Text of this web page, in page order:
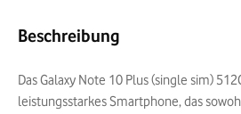
Beschreibung
Das Galaxy Note 10 Plus (single sim)
leistungsstarkes Smartphone, das